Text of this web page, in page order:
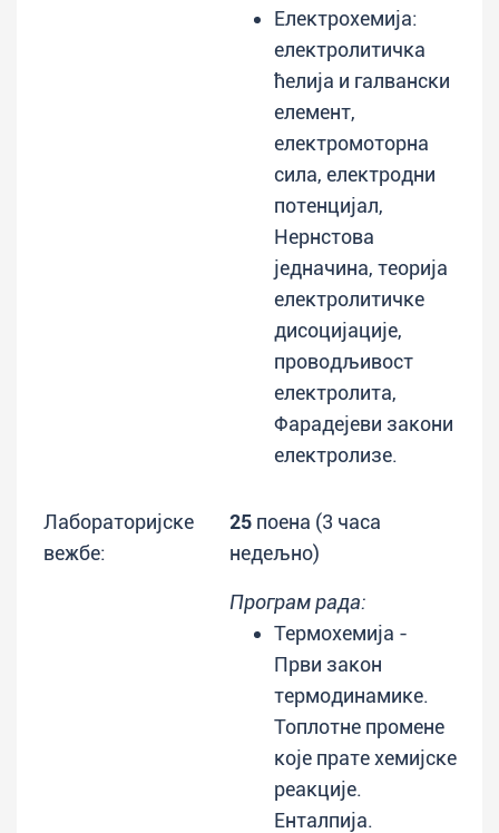
Електрохемија:
електролитичка
ћелија и галвански
елемент,
електромоторна
сила, електродни
потенцијал,
Нернстова
једначина, теорија
електролитичке
дисоцијације,
проводљивост
електролита,
Фарадејеви закони
електролизе.
Лабораторијске
вежбе:
25 поена (3 часа
недељно)
Програм рада:
Термохемија -
Први закон
термодинамике.
Топлотне промене
које прате хемијске
реакције.
Енталпија.